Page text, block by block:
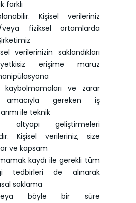
farklı
Kişisel verileriniz
fiziksel ortamlarda
verilerinizin saklandıkları
erişime maruz
kaybolmamaları ve zarar
amacıyla gereken iş
ile teknik
altyapı geliştirmeleri
Kişisel verileriniz, size
ve kapsam
kaydı ile gerekli tüm
tedbirleri de alınarak
saklama
böyle bir süre